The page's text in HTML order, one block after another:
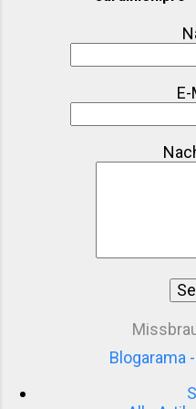
ein Muss für Wanderer:
E-
Blogarama